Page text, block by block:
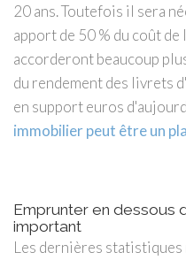
20 ans. Toutefois il sera
apport de 50 % du coût
accorderont beaucoup
du rendement des livrets
en support euros
immobilier peut être un
Emprunter en dessous
important
Les dernières